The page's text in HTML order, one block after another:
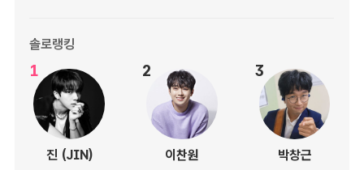
솔로랭킹
1
진 (JIN)
2
이찬원
3
박창근